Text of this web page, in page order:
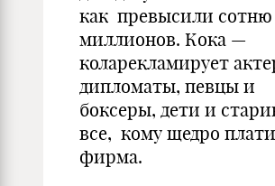
как превысили сотню
миллионов. Кока —
коларекламирует
дипломаты, певцы и
боксеры, дети и
все, кому щедро
фирма.